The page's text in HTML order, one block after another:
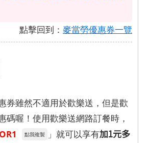
點擊回到： 麥當勞優惠券一覽
券雖然不適用於歡樂送，但是歡
碼喔！使用歡樂送網路訂餐時，
點我複製 」就可以享有加1元多